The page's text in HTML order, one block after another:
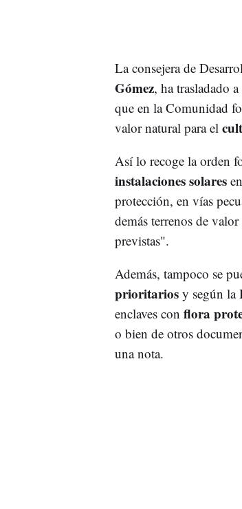
La consejera de
Gómez, ha trasladado
que en la Comunidad
valor natural para el
Así lo recoge la orden
instalaciones solares en
protección, en vías
demás terrenos de
previstas".
Además, tampoco se
prioritarios y según la
enclaves con flora
o bien de otros
una nota.